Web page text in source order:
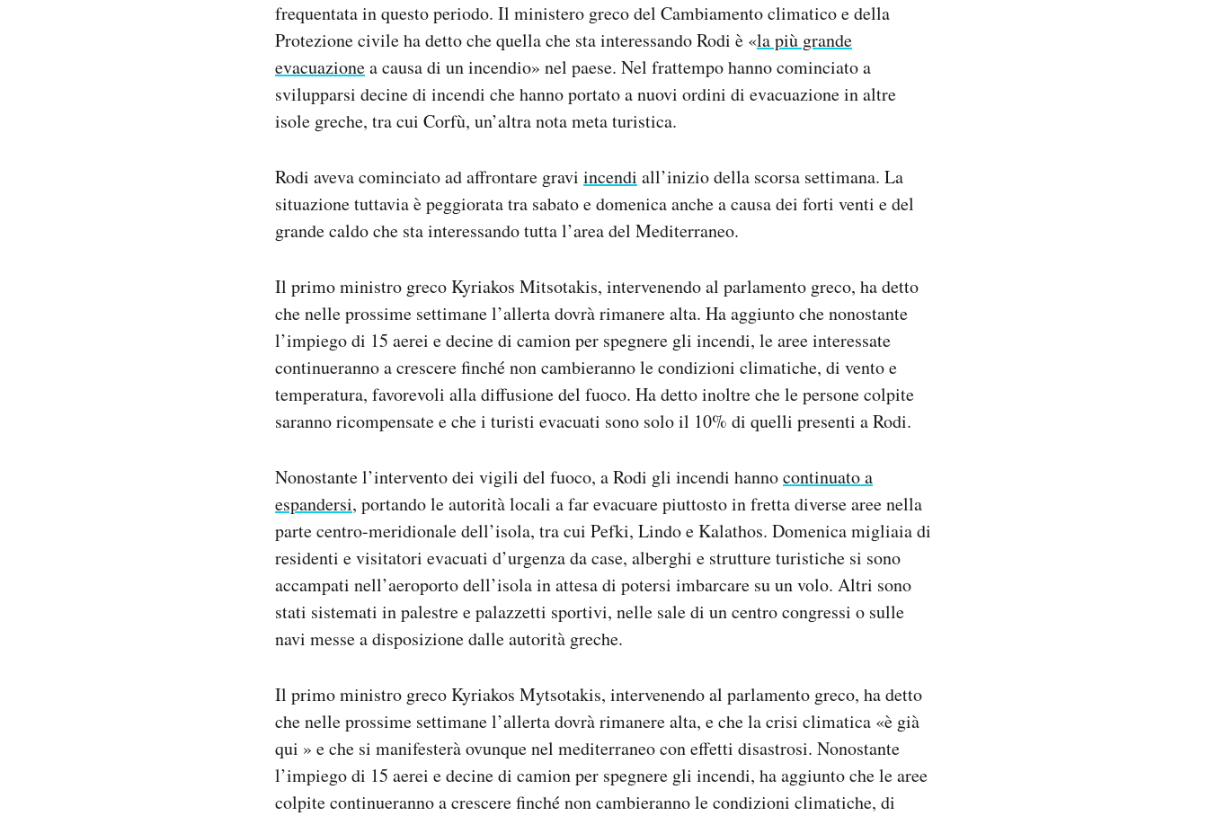
frequentata in questo periodo. Il ministero greco del Cambiamento climatico e della
Protezione civile ha detto che quella che sta interessando Rodi è «la più grande
evacuazionea causa di un incendio» nel paese. Nel frattempo hanno cominciato a
svilupparsi decine di incendi che hanno portato a nuovi ordini di evacuazione in altre
isole greche, tra cui Corfù, un’altra nota meta turistica.
Rodi aveva cominciato ad affrontare gravi incendi all’inizio della scorsa settimana. La
situazione tuttavia è peggiorata tra sabato e domenica anche a causa dei forti venti e del
grande caldo che sta interessando tutta l’area del Mediterraneo.
Il primo ministro greco Kyriakos Mitsotakis, intervenendo al parlamento greco, ha detto
che nelle prossime settimane l’allerta dovrà rimanere alta. Ha aggiunto che nonostante
l’impiego di 15 aerei e decine di camion per spegnere gli incendi, le aree interessate
continueranno a crescere finché non cambieranno le condizioni climatiche, di vento e
temperatura, favorevoli alla diffusione del fuoco. Ha detto inoltre che le persone colpite
saranno ricompensate e che i turisti evacuati sono solo il 10% di quelli presenti a Rodi.
Nonostante l’intervento dei vigili del fuoco, a Rodi gli incendi hannocontinuato a
espandersi, portando le autorità locali a far evacuare piuttosto in fretta diverse aree nella
parte centro-meridionale dell’isola, tra cui Pefki, Lindo e Kalathos. Domenica migliaia di
residenti e visitatori evacuati d’urgenza da case, alberghi e strutture turistiche si sono
accampati nell’aeroporto dell’isola in attesa di potersi imbarcare su un volo. Altri sono
stati sistemati in palestre e palazzetti sportivi, nelle sale di un centro congressi o sulle
navi messe a disposizione dalle autorità greche.
Il primo ministro greco Kyriakos Mytsotakis, intervenendo al parlamento greco, ha detto
che nelle prossime settimane l’allerta dovrà rimanere alta, e che la crisi climatica «è già
qui » e che si manifesterà ovunque nel mediterraneo con effetti disastrosi. Nonostante
l’impiego di 15 aerei e decine di camion per spegnere gli incendi, ha aggiunto che le aree
colpite continueranno a crescere finché non cambieranno le condizioni climatiche, di